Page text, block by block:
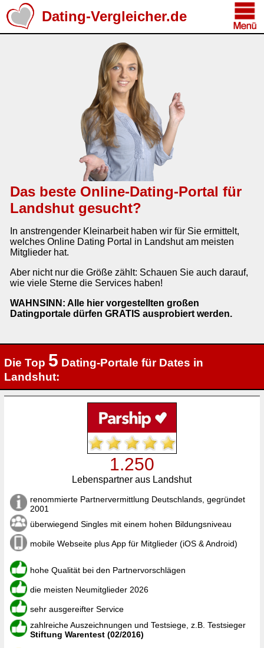
Dating-Vergleicher.de
Das beste Online-Dating-Portal für
Landshut gesucht?
In anstrengender Kleinarbeit haben wir für Sie ermittelt,
welches Online Dating Portal in Landshut am meisten
Mitglieder hat.
Aber nicht nur die Größe zählt: Schauen Sie auch darauf,
wie viele Sterne die Services haben!
WAHNSINN: Alle hier vorgestellten großen
Datingportale dürfen GRATIS ausprobiert werden.
Die Top 5 Dating-Portale für Dates in
Landshut:
1.250
Lebenspartner aus Landshut
renommierte Partnervermittlung Deutschlands, gegründet
2001
überwiegend Singles mit einem hohen Bildungsniveau
mobile Webseite plus App für Mitglieder (iOS & Android)
hohe Qualität bei den Partnervorschlägen
die meisten Neumitglieder 2026
sehr ausgereifter Service
zahlreiche Auszeichnungen und Testsiege, z.B. Testsieger
Stiftung Warentest (02/2016)